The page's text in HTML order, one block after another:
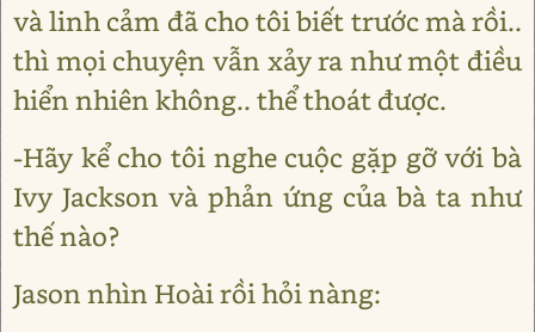
và linh cảm đã cho tôi biết trước mà rồi..
thì mọi chuyện vẫn xảy ra như một điều
hiển nhiên không.. thể thoát được.
-Hãy kể cho tôi nghe cuộc gặp gỡ với bà
Ivy Jackson và phản ứng của bà ta như
thế nào?
Jason nhìn Hoài rồi hỏi nàng: